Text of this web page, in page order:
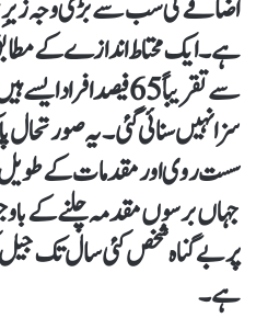
اضافے کی سب سے بڑی وجہ زیرِ
ہے۔ ایک محتاط اندازے کے
سے تقریباً 65 فیصد
سزا نہیں سنائی گئی۔ یہ
سست روی اور مقدمات کے طویل
جہاں برسوں مقدمہ چلنے کے
پر بےگناہ شخص کئی سال تک جیل
ہے۔